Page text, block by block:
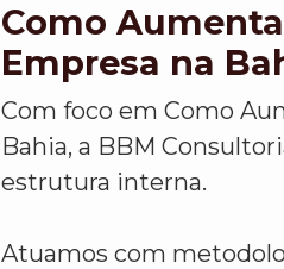
Como
Empresa na
Com foco em Como
Bahia, a BBM
estrutura interna.
Atuamos com